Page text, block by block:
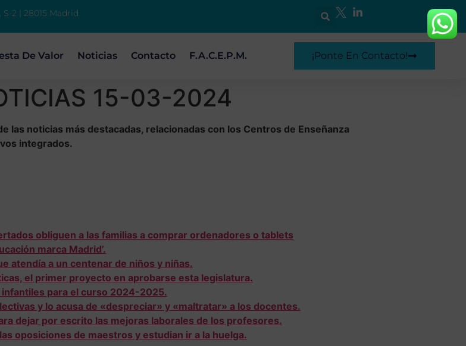
2 | 28015 Madrid
De Valor Noticias Contacto F.A.C.E.P.M. ¡Ponte En Contacto!
15-03-2024
las noticias más destacadas, relacionadas con los Centros de Enseñanza
integrados.
obliguen a las familias a comprar ordenadores o tablets
marca Madrid’.
atendía a un centenar de niños y niñas.
el primer proyecto en aprobarse esta legislatura.
para el curso 2024-2025.
y lo acusa de «despreciar» y «maltratar» a los docentes.
dejar por escrito las mejoras laborales de los profesores.
oposiciones de maestros y estudian ir a la huelga.